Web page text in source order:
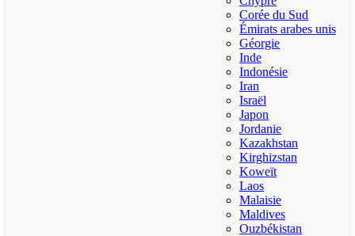
Corée du Sud
Émirats arabes unis
Géorgie
Inde
Indonésie
Iran
Israël
Japon
Jordanie
Kazakhstan
Kirghizstan
Koweït
Laos
Malaisie
Maldives
Ouzbékistan